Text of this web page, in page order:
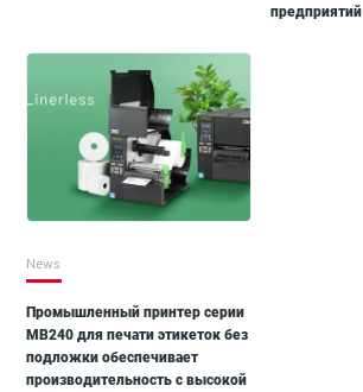
предприятий
News
Промышленный принтер серии
MB240 для печати этикеток без
подложки обеспечивает
производительность с высокой